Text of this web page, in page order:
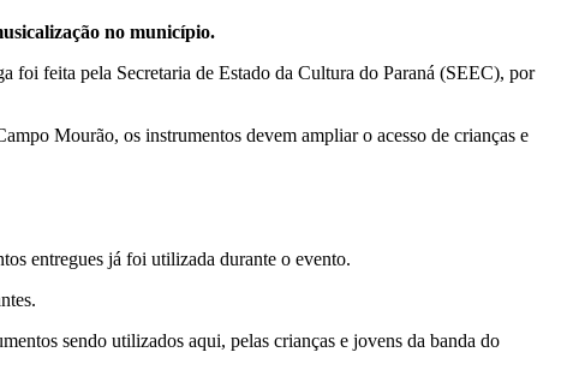
no município.
foi feita pela Secretaria de Estado da Cultura do Paraná (SEEC), por
Mourão, os instrumentos devem ampliar o acesso de crianças e
entregues já foi utilizada durante o evento.
sendo utilizados aqui, pelas crianças e jovens da banda do